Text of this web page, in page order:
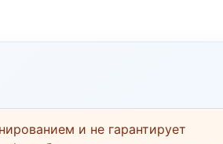
и не гарантирует